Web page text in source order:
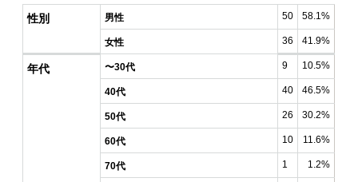
性別 男性 50 58.1%
女性 36 41.9%
年代 〜30代 9 10.5%
40代 40 46.5%
50代 26 30.2%
60代 10 11.6%
70代 1 1.2%